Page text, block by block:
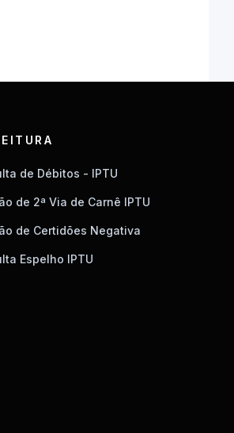
de Débitos - IPTU
de 2ª Via de Carnê IPTU
de Certidões Negativa
Espelho IPTU